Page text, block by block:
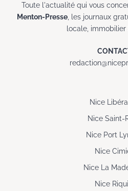
Toute l'actualité qui vous
Menton-Presse, les journaux
locale,
Nice
Nice Saint-
Nice Port
Nice
Nice La
Nice